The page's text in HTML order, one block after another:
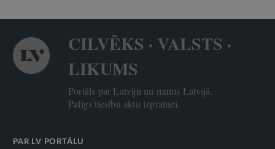
CILVĒKS · VALSTS ·
LIKUMS
Portāls par Latviju un mums Latvijā.
Palīgs tiesību aktu izpratnei.
PAR LV PORTĀLU